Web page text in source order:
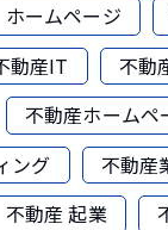
ホームページ
動産IT
不動
不動産ホームペ
ング
不動産
不動産 起業